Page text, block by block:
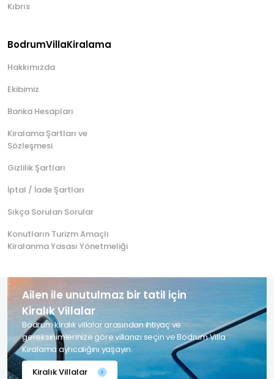
Kıbrıs
BodrumVillaKiralama
Hakkımızda
Ekibimiz
Banka Hesapları
Kiralama Şartları ve
Sözleşmesi
Gizlilik Şartları
İptal / İade Şartları
Sıkça Sorulan Sorular
Konutların Turizm Amaçlı
Kiralanma Yasası Yönetmeliği
Ailen ile unutulmaz bir tatil için
Kiralık Villalar
Bodrum kiralık villalar arasından ihtiyaç ve
gereksinimlerinize göre villanızı seçin ve Bodrum Villa
Kiralama ayrıcalığını yaşayın.
Kiralık Villalar